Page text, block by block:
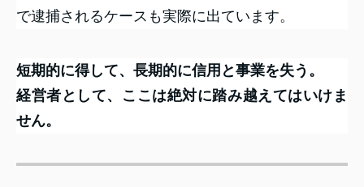
で逮捕されるケースも実際に出ています。
短期的に得して、長期的に信用と事業を失う。
経営者として、ここは絶対に踏み越えてはいけま
せん。